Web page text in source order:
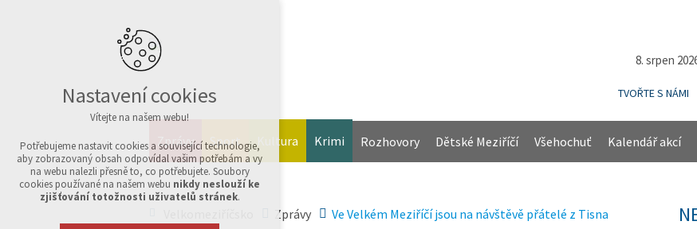
8. srpen
TVOŘTE S NÁMI
Zprávy Sport Kultura Krimi Rozhovory Dětské Meziříčí Všehochuť Kalendář akcí
Zprávy Ve Velkém Meziříčí jsou na návštěvě přátelé z Tisna
Nastavení cookies
Vítejte na našem webu!
Potřebujeme nastavit cookies a související technologie,
aby zobrazovaný obsah odpovídal vašim potřebám a vy
na webu nalezli přesně to, co potřebujete. Soubory
cookies používané na našem webu nikdy neslouží ke
zjišťování totožnosti uživatelů stránek.